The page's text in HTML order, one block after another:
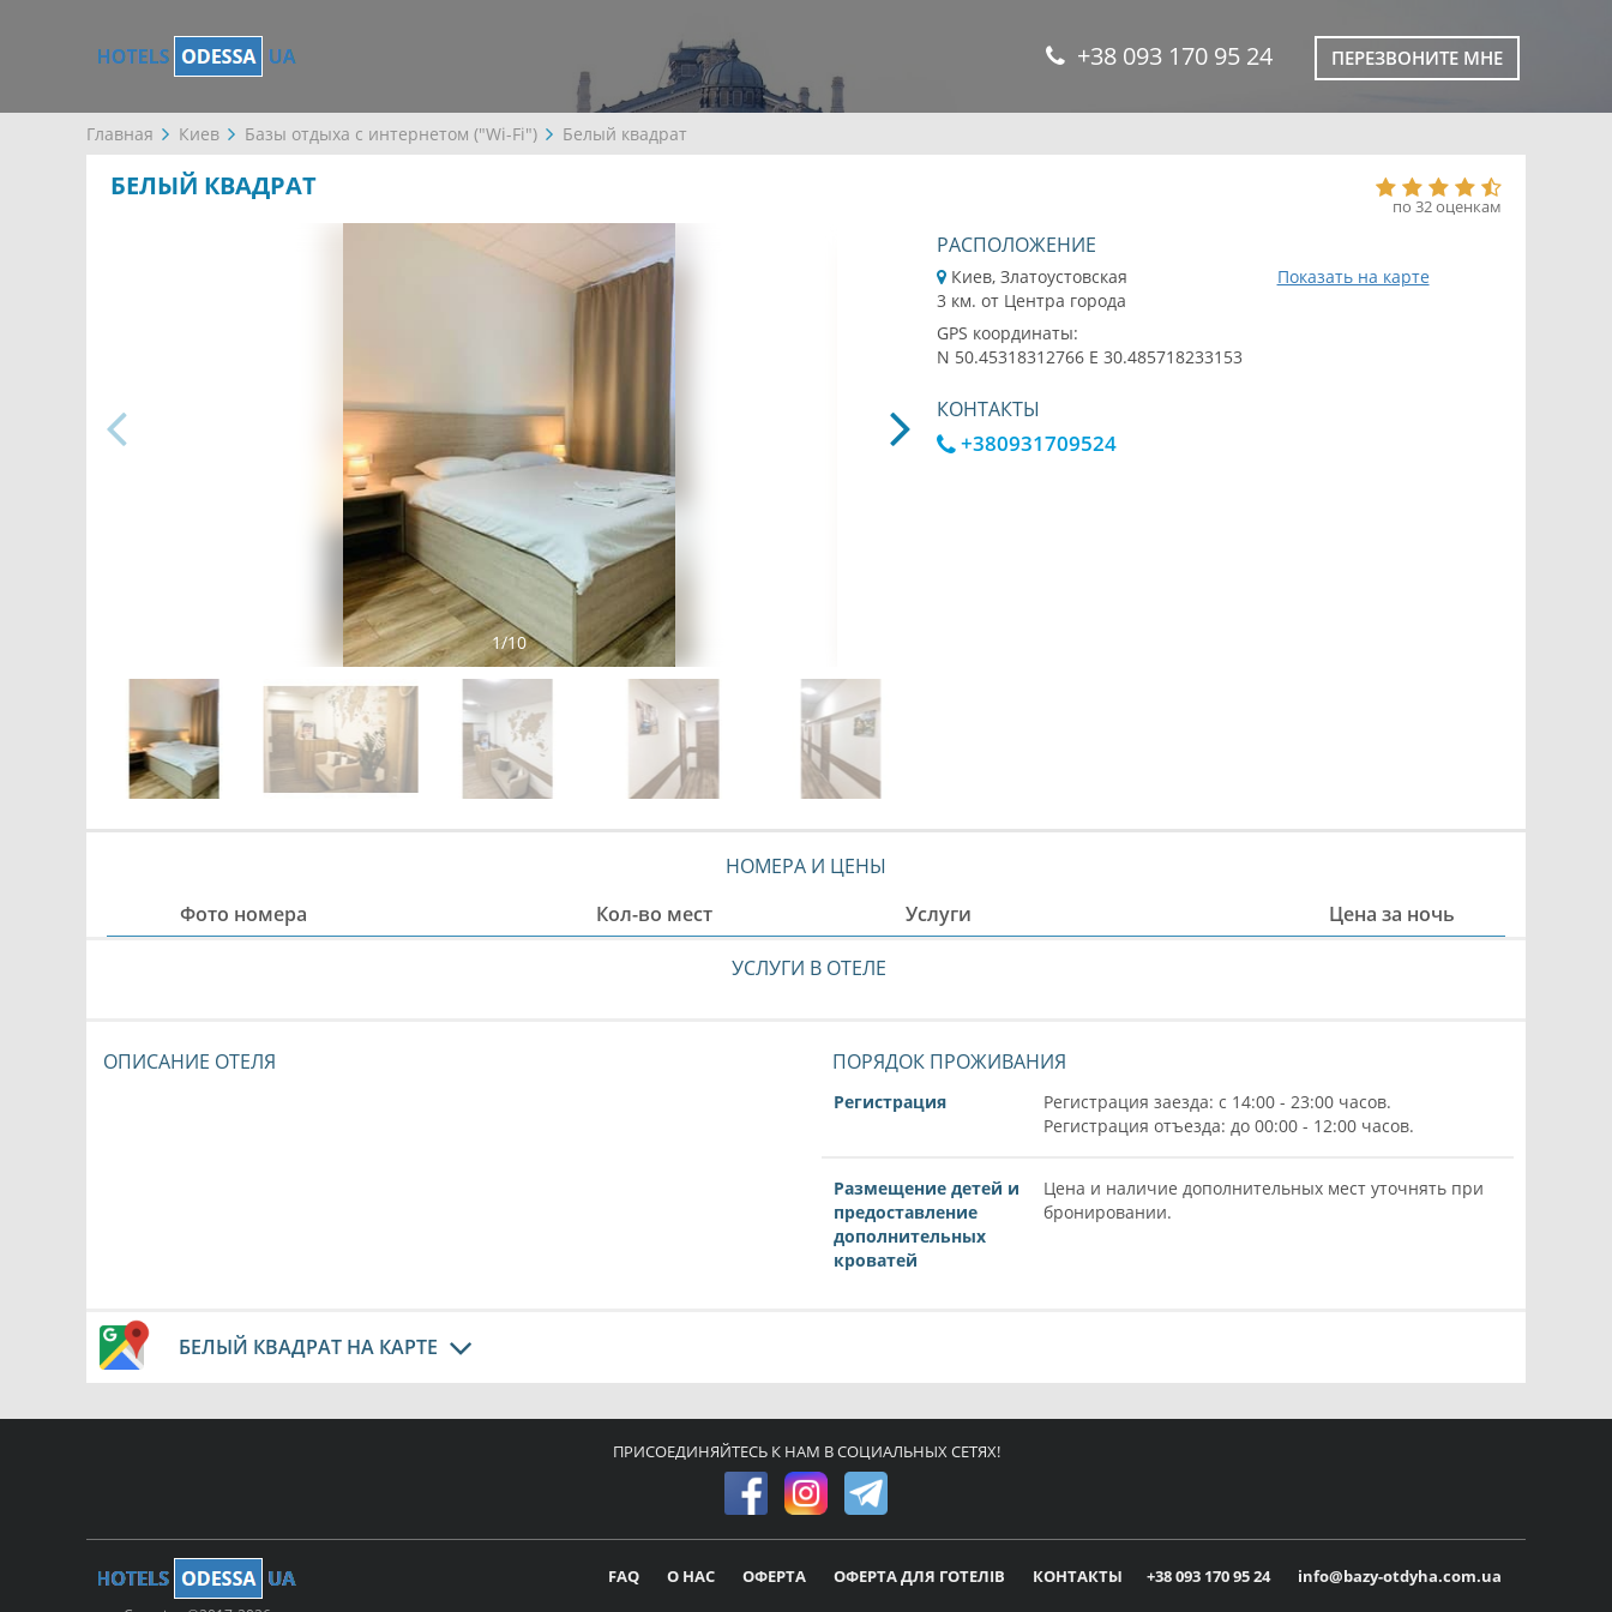
+38 093 170 95 24 ПЕРЕЗВОНИТЕ МНЕ
Главная Киев Базы отдыха с интернетом ("Wi-Fi") Белый квадрат
БЕЛЫЙ КВАДРАТ
по 32 оценкам
1/10
РАСПОЛОЖЕНИЕ
Киев, Златоустовская
Показать на карте
3 км. от Центра города
GPS координаты:
N 50.45318312766 E 30.485718233153
КОНТАКТЫ
+380931709524
НОМЕРА И ЦЕНЫ
Фото номера
Кол-во мест Услуги Цена за ночь
УСЛУГИ В ОТЕЛЕ
ОПИСАНИЕ ОТЕЛЯ ПОРЯДОК ПРОЖИВАНИЯ
Регистрация
Регистрация заезда: с 14:00 - 23:00 часов.
Регистрация отъезда: до 00:00 - 12:00 часов.
Размещение детей и
предоставление
дополнительных
кроватей
Цена и наличие дополнительных мест уточнять при
бронировании.
БЕЛЫЙ КВАДРАТ НА КАРТЕ
ПРИСОЕДИНЯЙТЕСЬ К НАМ В СОЦИАЛЬНЫХ СЕТЯХ!
FAQ О НАС ОФЕРТА ОФЕРТА ДЛЯ ГОТЕЛІВ КОНТАКТЫ +38 093 170 95 24 info@bazy-otdyha.com.ua